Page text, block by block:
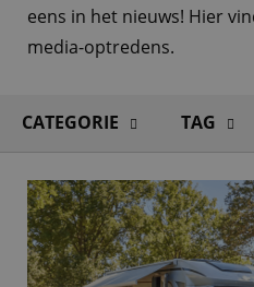
eens in het nieuws! Hier
media-optredens.
CATEGORIE TAG